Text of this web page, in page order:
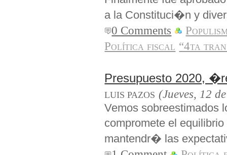
a la Constituci�n y
0 Comments
Política fiscal “4ta
Presupuesto 2020,
LUIS PAZOS (Jueves, 12
Vemos sobreestimados
compromete el
mantendr� las